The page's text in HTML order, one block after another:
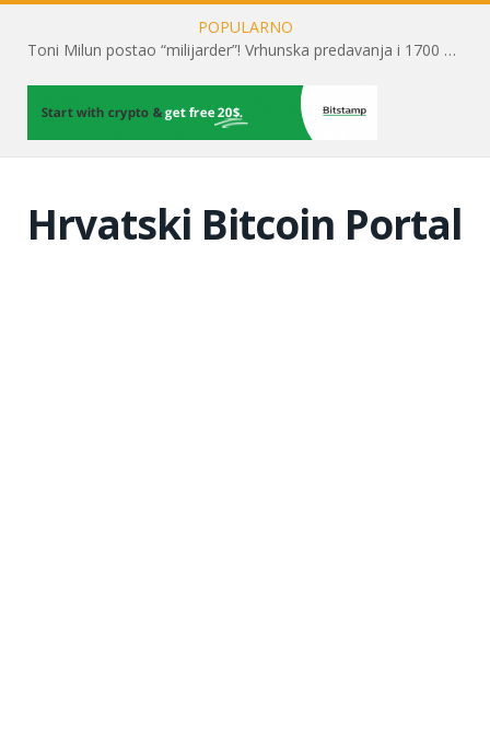
POPULARNO
Toni Milun postao “milijarder”! Vrhunska predavanja i 1700 posjetitelja obilježili su mjesec financijske pismenosti
Hrvatski Bitcoin Portal